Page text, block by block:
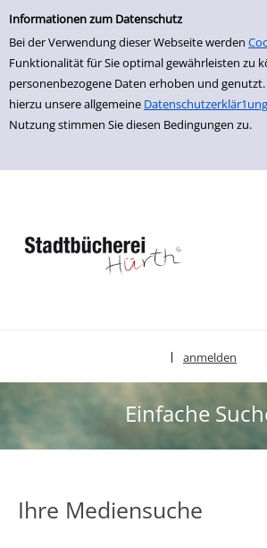
Einfache Suche
Informationen zum Datenschutz
Bei der Verwendung dieser Webseite werden
Funktionalität für Sie optimal gewährleisten zu
personenbezogene Daten erhoben und
hierzu unsere allgemeine Datenschutzerklär1ung
Nutzung stimmen Sie diesen Bedingungen zu.
zur Navigation springen
zum Inhalt springen
Zur Detailanzeige springen
anmelden
Einfache
Ihre Mediensuche